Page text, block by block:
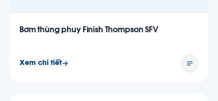
Bơm thùng phuy Finish Thompson SFV
Xem chi tiết